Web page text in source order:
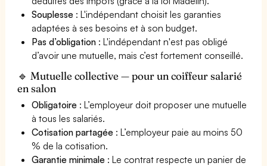
Souplesse : L'indépendant choisit les garanties
adaptées à ses besoins et à son budget.
Pas d’obligation : L'indépendant n'est pas obligé
d’avoir une mutuelle, mais c’est fortement conseillé.
🔹 Mutuelle collective — pour un coiffeur salarié
en salon
Obligatoire : L’employeur doit proposer une mutuelle
à tous les salariés.
Cotisation partagée : L’employeur paie au moins 50
% de la cotisation.
Garantie minimale : Le contrat respecte un panier de